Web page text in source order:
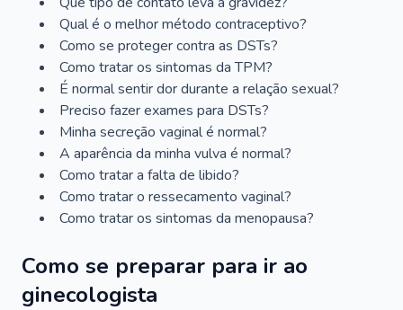
Qual é o melhor método contraceptivo?
Como se proteger contra as DSTs?
Como tratar os sintomas da TPM?
É normal sentir dor durante a relação sexual?
Preciso fazer exames para DSTs?
Minha secreção vaginal é normal?
A aparência da minha vulva é normal?
Como tratar a falta de libido?
Como tratar o ressecamento vaginal?
Como tratar os sintomas da menopausa?
Como se preparar para ir ao
ginecologista